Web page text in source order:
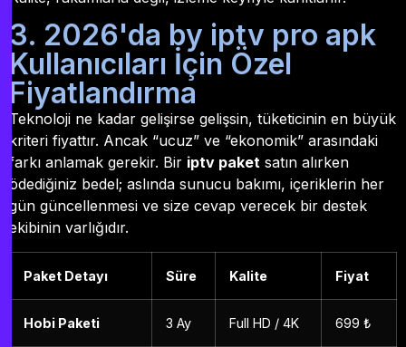
3. 2026'da by iptv pro apk
Kullanıcıları İçin Özel
Fiyatlandırma
Teknoloji ne kadar gelişirse gelişsin, tüketicinin en büyük
kriteri fiyattır. Ancak “ucuz” ve “ekonomik” arasındaki
farkı anlamak gerekir. Bir iptv paket satın alırken
ödediğiniz bedel; aslında sunucu bakımı, içeriklerin her
gün güncellenmesi ve size cevap verecek bir destek
ekibinin varlığıdır.
Paket Detayı Süre Kalite Fiyat
Hobi Paketi 3 Ay Full HD / 4K 699 ₺